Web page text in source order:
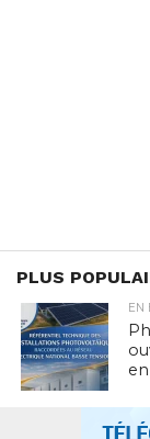
PLUS
EN